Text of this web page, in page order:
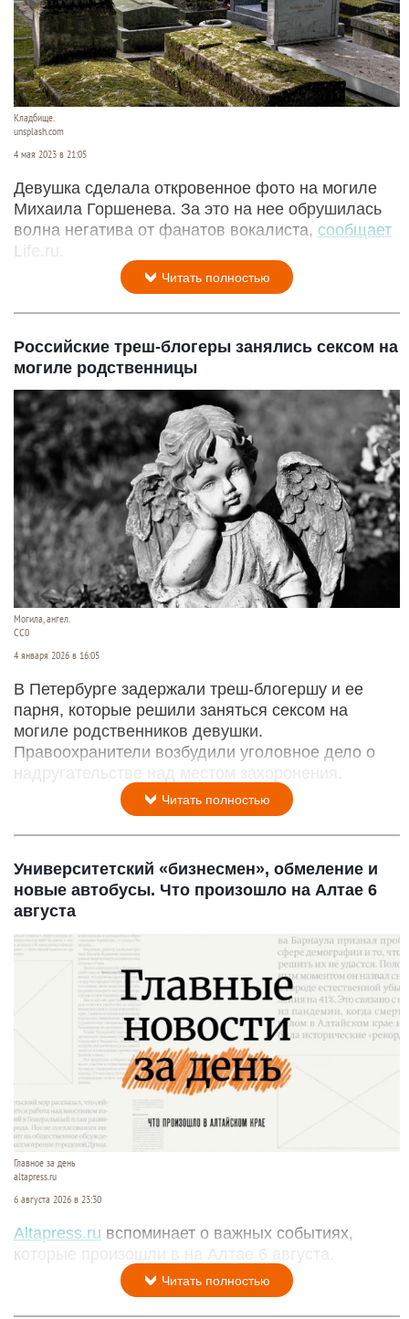
Кладбище.
unsplash.com
4 мая 2023 в 21:05
Девушка сделала откровенное фото на могиле
Михаила Горшенева. За это на нее обрушилась
волна негатива от фанатов вокалиста, сообщает
Life.ru.
Читать полностью
Российские треш-блогеры занялись сексом на
могиле родственницы
Могила, ангел.
CC0
4 января 2026 в 16:05
В Петербурге задержали треш-блогершу и ее
парня, которые решили заняться сексом на
могиле родственников девушки.
Правоохранители возбудили уголовное дело о
надругательстве над местом захоронения.
Читать полностью
Университетский «бизнесмен», обмеление и
новые автобусы. Что произошло на Алтае 6
августа
Главное за день
altapress.ru
6 августа 2026 в 23:30
Altapress.ru вспоминает о важных событиях,
которые произошли в на Алтае 6 августа.
Читать полностью